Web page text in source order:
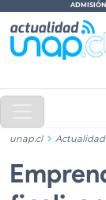
ADMISIÓN
unap.cl Actualidad